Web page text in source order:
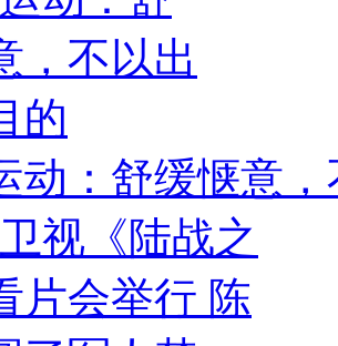
动：舒缓惬意